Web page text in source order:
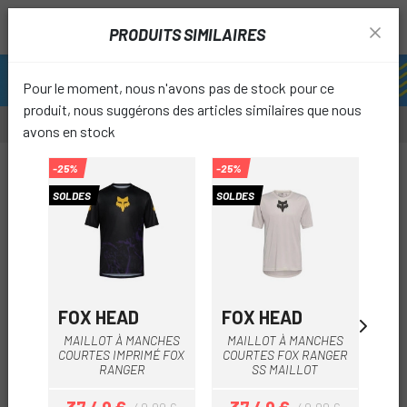
OUTLET
PRODUITS SIMILAIRES
Pour le moment, nous n'avons pas de stock pour ce
produit, nous suggérons des articles similaires que nous
avons en stock
-25%
SOLDES
FOX HEAD
MAILLOT À MANCHES
COURTES IMPRIMÉ FOX
RANGER
-25%
SOLDES
FOX HEAD
MAILLOT À MANCHES
COURTES FOX RANGER
SS MAILLOT